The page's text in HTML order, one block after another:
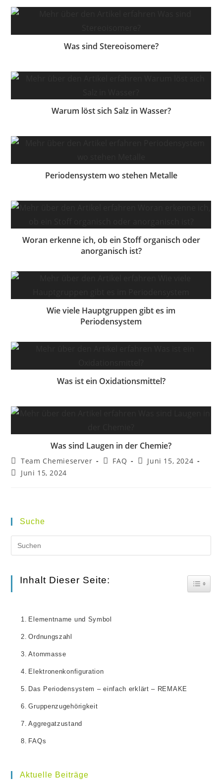
Was sind Stereoisomere?
Warum löst sich Salz in Wasser?
Periodensystem wo stehen Metalle
Woran erkenne ich, ob ein Stoff organisch oder
anorganisch ist?
Wie viele Hauptgruppen gibt es im
Periodensystem
Was ist ein Oxidationsmittel?
Was sind Laugen in der Chemie?
Beitrags-
Autor:
Team Chemieserver
Beitrags-
FAQ
Beitrag
Juni 15, 2024
Beitrag
Juni 15, 2024
Suche
to
Inhalt Dieser Seite: Toggle
Elementname und Symbol
Ordnungszahl
Atommasse
Elektronenkonfiguration
Das Periodensystem – einfach erklärt – REMAKE
Gruppenzugehörigkeit
Aggregatzustand
FAQs
Aktuelle Beiträge